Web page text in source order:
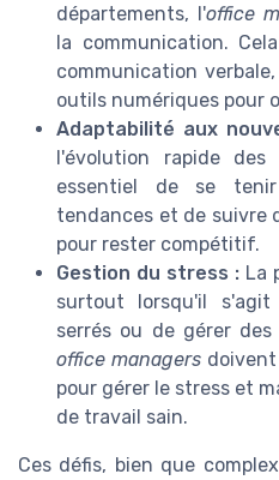
départements, l'office
la communication.
communication
outils numériques pour
Adaptabilité aux
l'évolution rapide
essentiel de se
tendances et de suivre
pour rester compétitif.
Gestion du stress : La
surtout lorsqu'il
serrés ou de gérer
office managers
pour gérer le stress et
de travail sain.
Ces défis, bien que